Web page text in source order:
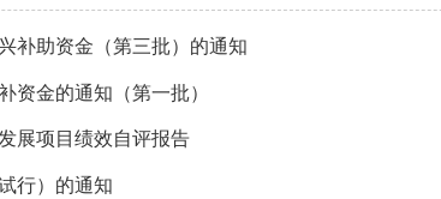
补助资金（第三批）的通知
资金的通知（第一批）
展项目绩效自评报告
行）的通知